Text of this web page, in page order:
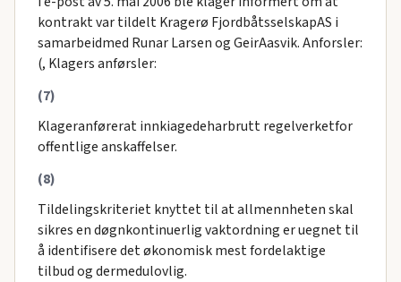
kontrakt var tildelt Kragerø FjordbåtsselskapAS i
samarbeidmed Runar Larsen og GeirAasvik. Anforsler:
(, Klagers anførsler:
(7)
Klageranførerat innkiagedeharbrutt regelverketfor
offentlige anskaffelser.
(8)
Tildelingskriteriet knyttet til at allmennheten skal
sikres en døgnkontinuerlig vaktordning er uegnet til
å identifisere det økonomisk mest fordelaktige
tilbud og dermedulovlig.